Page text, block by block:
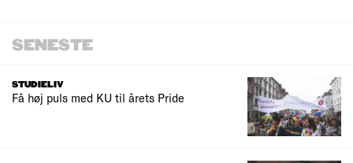
SENESTE
STUDIELIV
Få høj puls med KU til årets Pride